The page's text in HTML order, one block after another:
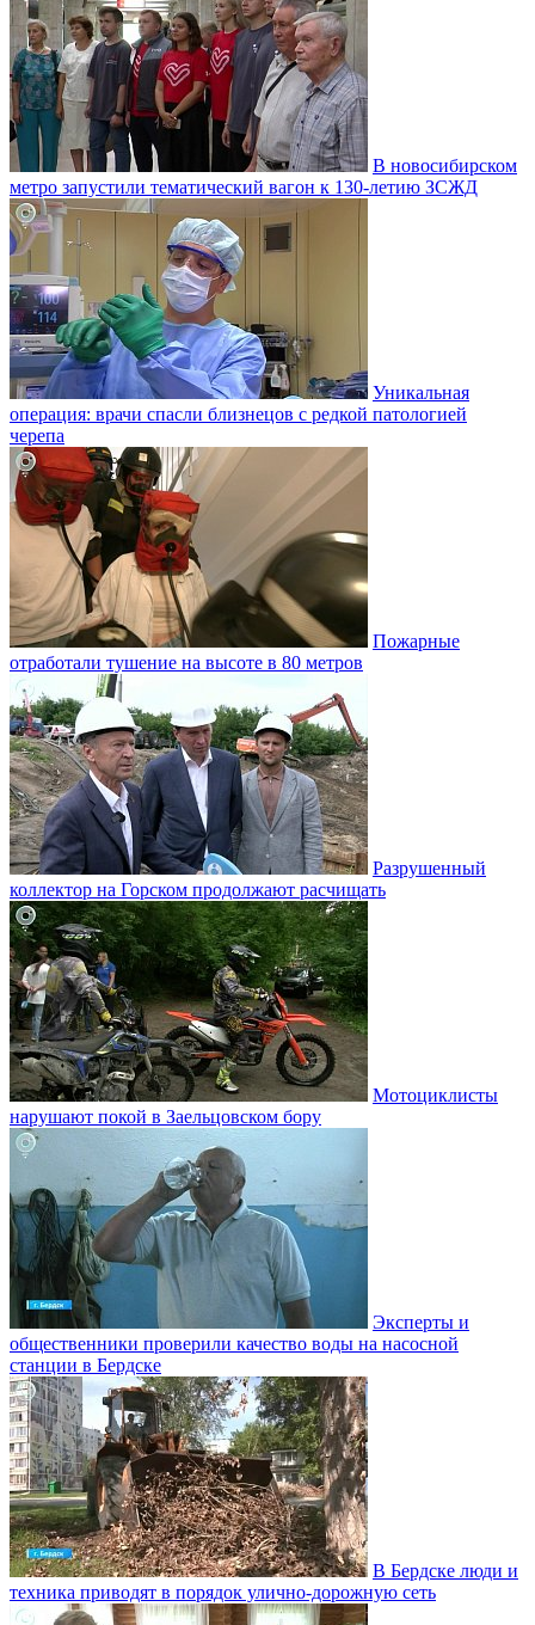
В новосибирском
метро запустили тематический вагон к 130-летию ЗСЖД
Уникальная
операция: врачи спасли близнецов с редкой патологией
черепа
Пожарные
отработали тушение на высоте в 80 метров
Разрушенный
коллектор на Горском продолжают расчищать
Мотоциклисты
нарушают покой в Заельцовском бору
Эксперты и
общественники проверили качество воды на насосной
станции в Бердске
В Бердске люди и
техника приводят в порядок улично‑дорожную сеть